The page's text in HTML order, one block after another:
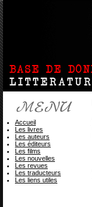
Accueil
Les livres
Les auteurs
Les éditeurs
Les films
Les nouvelles
Les revues
Les traducteurs
Les liens utiles